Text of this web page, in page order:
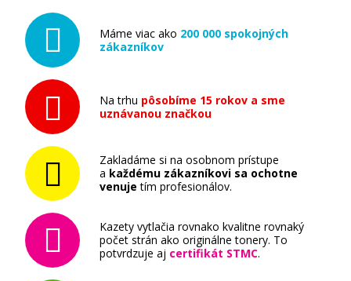
188,90 €
Pridať do košíka
Ricoh 828404 (828227) (Purpurový)
Originálny toner
Máme viac ako 200 000 spokojných
zákazníkov
Na trhu pôsobíme 15 rokov a sme
uznávanou značkou
Zakladáme si na osobnom prístupe
a každému zákazníkovi sa ochotne
venuje tím profesionálov.
Kazety vytlačia rovnako kvalitne rovnaký
počet strán ako originálne tonery. To
potvrdzuje aj certifikát STMC.